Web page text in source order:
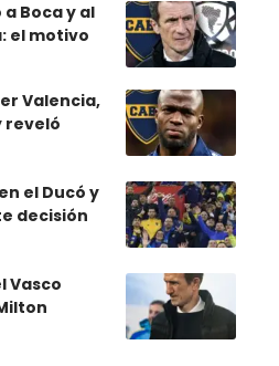
a Boca y al
el motivo
Valencia,
reveló
el Ducó y
decisión
Vasco